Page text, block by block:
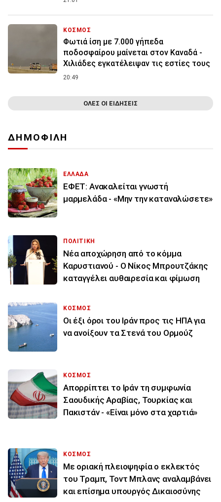
ΚΟΣΜΟΣ
Φωτιά ίση με 7.000 γήπεδα
ποδοσφαίρου μαίνεται στον Καναδά -
Χιλιάδες εγκατέλειψαν τις εστίες τους
20:49
ΟΛΕΣ ΟΙ ΕΙΔΗΣΕΙΣ
ΔΗΜΟΦΙΛΗ
ΕΛΛΑΔΑ
ΕΦΕΤ: Ανακαλείται γνωστή
μαρμελάδα - «Μην την καταναλώσετε»
ΠΟΛΙΤΙΚΗ
Νέα αποχώρηση από το κόμμα
Καρυστιανού - Ο Νίκος Μπρουτζάκης
καταγγέλει αυθαιρεσία και φίμωση
ΚΟΣΜΟΣ
Οι έξι όροι του Ιράν προς τις ΗΠΑ για
να ανοίξουν τα Στενά του Ορμούζ
ΚΟΣΜΟΣ
Απορρίπτει το Ιράν τη συμφωνία
Σαουδικής Αραβίας, Τουρκίας και
Πακιστάν - «Είναι μόνο στα χαρτιά»
ΚΟΣΜΟΣ
Με οριακή πλειοψηφία ο εκλεκτός
του Τραμπ, Τοντ Μπλανς αναλαμβάνει
και επίσημα υπουργός Δικαιοσύνης